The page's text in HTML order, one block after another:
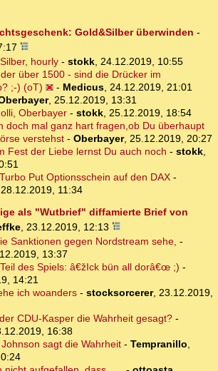
Gold&Silber überwinden -
hourly- stokk, 24.12.2019, 10:55
über 1500 - sind die Drücker im
;-) (oT)
- Medicus 24.12.2019, 21:01
, 25.12.2019, 13:31
Oberbayer- stokk, 25.12.2019, 18:54
doch mal ganz hart fragen,ob Du überhaupt
verstehst - Oberbayer, 25.12.2019, 20:27
Fest der Liebe lernst Du auch noch - stokk,
Put Optionsschein auf den DAX-
28.12.2019, 11:34
als "Wutbrief" diffamierte Brief von
23.12.2019, 12:13
Sanktionen gegen Nordstream sehe, -
13:37
des Spiels: â€žIck bün all dorâ€œ ;) -
14:21
ich woanders- stocksorcerer, 23.12.2019,
CDU-Kasper die Wahrheit gesagt?-
16:38
sagt die Wahrheit- Tempranillo